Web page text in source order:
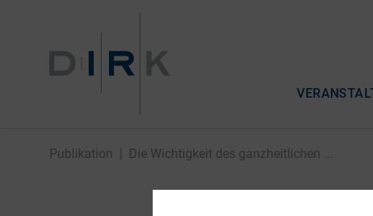
Publikation Die Wichtigkeit des ganzheitlichen ...